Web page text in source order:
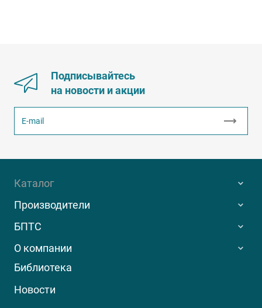
Подписывайтесь
на новости и акции
Каталог
Производители
БПТС
О компании
Библиотека
Новости